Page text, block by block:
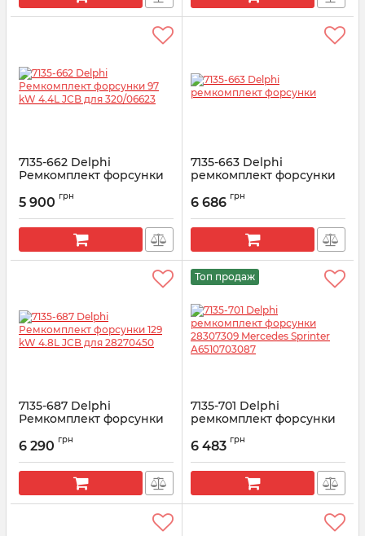
7135-662 Delphi
Ремкомплект форсунки
320/06623
Артикул: 7135-662
5 900 грн
7135-663 Delphi
ремкомплект форсунки
6 686 грн
7135-687 Delphi
Ремкомплект форсунки
28270450
Артикул: 7135-687
6 290 грн
Топ продаж
7135-701 Delphi
ремкомплект форсунки
Sprinter A6510703087
Артикул: 7135-701
6 483 грн